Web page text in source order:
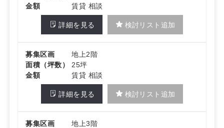
金額
賃貸 相談
詳細を見る 検討リスト追加
募集区画
地上2階
面積（坪数）
25坪
金額
賃貸 相談
詳細を見る 検討リスト追加
募集区画
地上3階